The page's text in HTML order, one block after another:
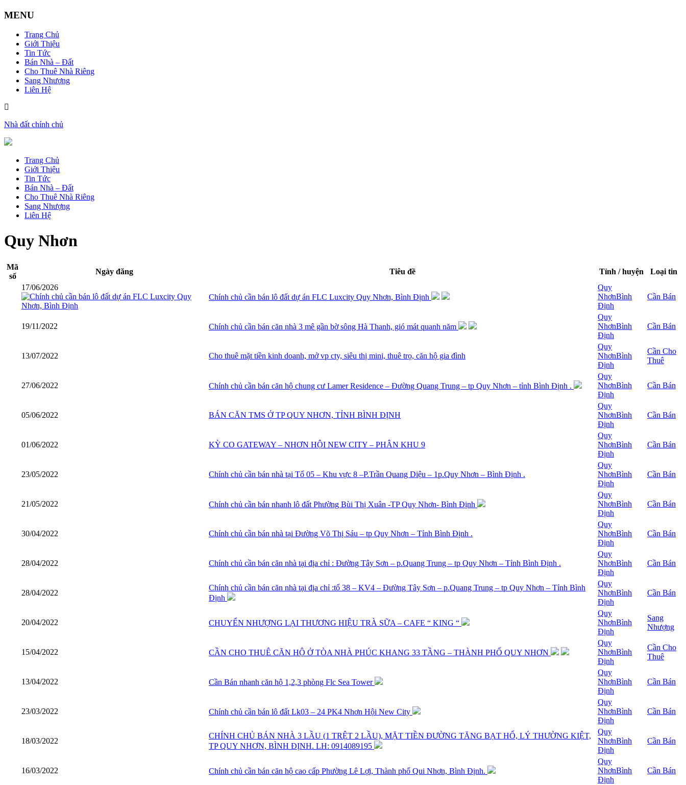
MENU
Trang Chủ
Giới Thiệu
Tin Tức
Bán Nhà – Đất
Cho Thuê Nhà Riêng
Sang Nhượng
Liên Hệ
Nhà đất chính chủ
Trang Chủ
Giới Thiệu
Tin Tức
Bán Nhà – Đất
Cho Thuê Nhà Riêng
Sang Nhượng
Liên Hệ
Quy Nhơn
Mã
số
Ngày đăng Tiêu đề Tỉnh / huyện
Loại tin
17/06/2026
Chính chủ cần bán lô đất dự án FLC Luxcity Quy Nhơn, Bình Định
Quy
NhơnBình
Định
Cần Bán
19/11/2022 Chính chủ cần bán căn nhà 3 mê gần bờ sông Hà Thanh, gió mát quanh năm
Quy
NhơnBình
Định
Cần Bán
13/07/2022 Cho thuê mặt tiền kinh doanh, mở vp cty, siêu thị mini, thuê trọ, căn hộ gia đình
Quy
NhơnBình
Định
Cần Cho
Thuê
27/06/2022 Chính chủ cần bán căn hộ chung cư Lamer Residence – Đường Quang Trung – tp Quy Nhơn – tỉnh Bình Định .
Quy
NhơnBình
Định
Cần Bán
05/06/2022 BÁN CĂN TMS Ở TP QUY NHƠN, TỈNH BÌNH ĐỊNH
Quy
NhơnBình
Định
Cần Bán
01/06/2022 KỲ CO GATEWAY – NHƠN HỘI NEW CITY – PHÂN KHU 9
Quy
NhơnBình
Định
Cần Bán
23/05/2022 Chính chủ cần bán nhà tại Tổ 05 – Khu vực 8 –P.Trần Quang Diệu – 1p.Quy Nhơn – Bình Định .
Quy
NhơnBình
Định
Cần Bán
21/05/2022 Chính chủ cần bán nhanh lô đất Phường Bùi Thị Xuân -TP Quy Nhơn- Bình Định
Quy
NhơnBình
Định
Cần Bán
30/04/2022 Chính chủ cần bán nhà tại Đường Võ Thị Sáu – tp Quy Nhơn – Tỉnh Bình Định .
Quy
NhơnBình
Định
Cần Bán
28/04/2022 Chính chủ cần bán căn nhà tại địa chỉ : Đường Tây Sơn – p.Quang Trung – tp Quy Nhơn – Tỉnh Bình Định .
Quy
NhơnBình
Định
Cần Bán
28/04/2022
Chính chủ cần bán căn nhà tại địa chỉ :tổ 38 – KV4 – Đường Tây Sơn – p.Quang Trung – tp Quy Nhơn – Tỉnh Bình
Định
Quy
NhơnBình
Định
Cần Bán
20/04/2022 CHUYỂN NHƯỢNG LẠI THƯƠNG HIỆU TRÀ SỮA – CAFE “ KING “
Quy
NhơnBình
Định
Sang
Nhượng
15/04/2022 CẦN CHO THUÊ CĂN HỘ Ở TÒA NHÀ PHÚC KHANG 33 TẦNG – THÀNH PHỐ QUY NHƠN
Quy
NhơnBình
Định
Cần Cho
Thuê
13/04/2022 Cần Bán nhanh căn hộ 1,2,3 phòng Flc Sea Tower
Quy
NhơnBình
Định
Cần Bán
23/03/2022 Chính chủ cần bán lô đất Lk03 – 24 PK4 Nhơn Hội New City
Quy
NhơnBình
Định
Cần Bán
18/03/2022
CHÍNH CHỦ BÁN NHÀ 3 LẦU (1 TRỆT 2 LẦU), MẶT TIỀN ĐƯỜNG TĂNG BẠT HỔ, LÝ THƯỜNG KIỆT,
TP QUY NHƠN, BÌNH ĐỊNH. LH: 0914089195
Quy
NhơnBình
Định
Cần Bán
16/03/2022 Chính chủ cần bán căn hộ cao cấp Phường Lê Lợi, Thành phố Qui Nhơn, Bình Định.
Quy
NhơnBình
Định
Cần Bán